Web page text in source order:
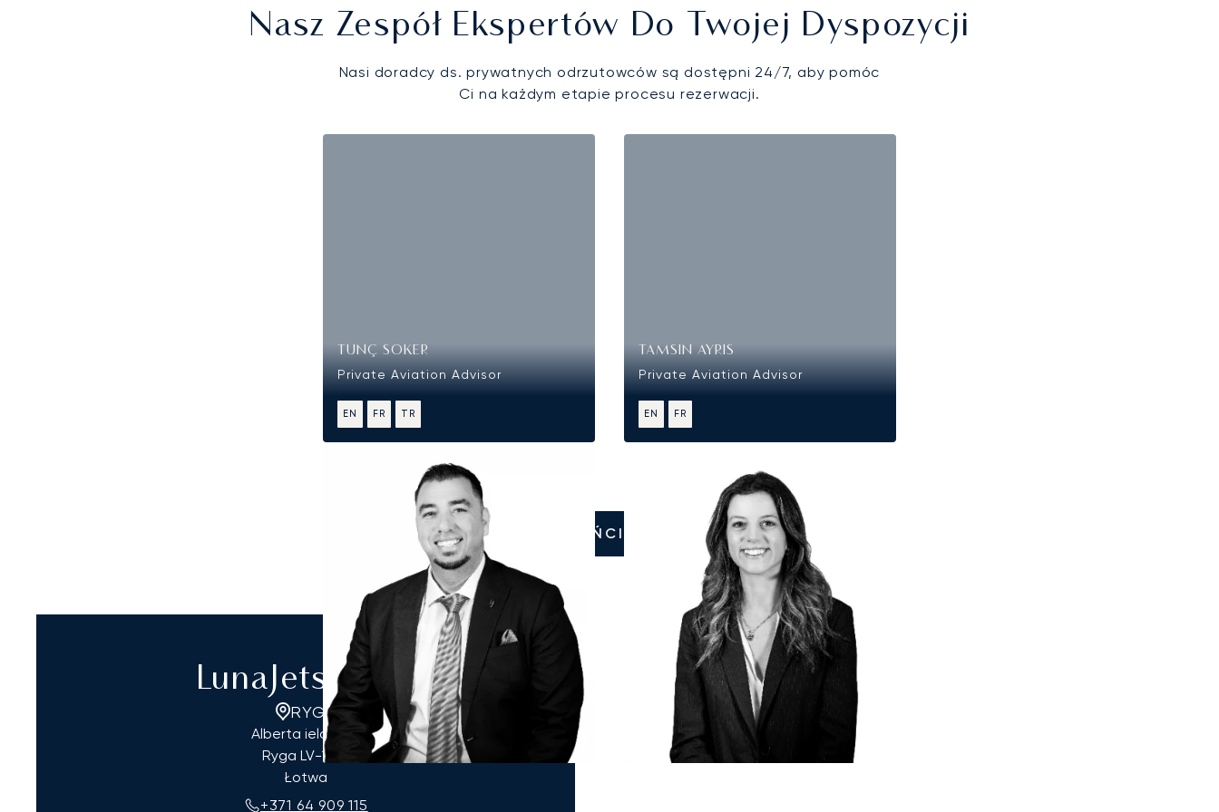
Nasz Zespół Ekspertów Do Twojej Dyspozycji
Nasi doradcy ds. prywatnych odrzutowców są dostępni 24/7, aby pomóc
Ci na każdym etapie procesu rezerwacji.
TUNÇ SOKER
Private Aviation Advisor
EN FR TR
TAMSIN AYRIS
Private Aviation Advisor
EN FR
ZADZWOŃCIE DO NAS
LunaJets Ryga
RYGA
Alberta iela 12-5
Ryga LV-1010
Łotwa
+371 64 909 115